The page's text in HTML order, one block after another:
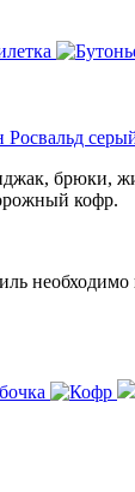
брюки,
кофр.
необходимо